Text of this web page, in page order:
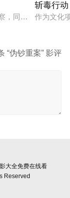
忒提斯从冥界释
，同时也是精灵猎
斩毒行动
作为文化
“伪钞重案” 影评
大全免费在线看
Reserved